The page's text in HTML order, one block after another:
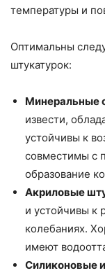
температуры и
Оптимальны
штукатурок:
Минеральные
извести,
устойчивы к
совместимы с
образование
Акриловые
и устойчивы к
колебаниях.
имеют
Силиконовые